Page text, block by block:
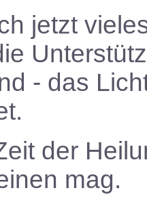
jetzt
- das
der
mag.